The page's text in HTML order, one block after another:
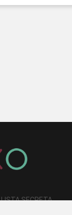
LISTA SECRETA